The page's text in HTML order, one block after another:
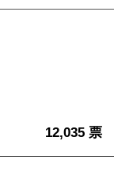
12,035 票